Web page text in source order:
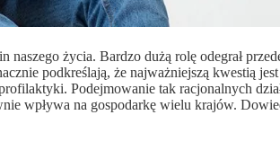
życia. Bardzo dużą rolę odegrał
podkreślają, że najważniejszą kwestią jest
Podejmowanie tak racjonalnych
wpływa na gospodarkę wielu krajów.